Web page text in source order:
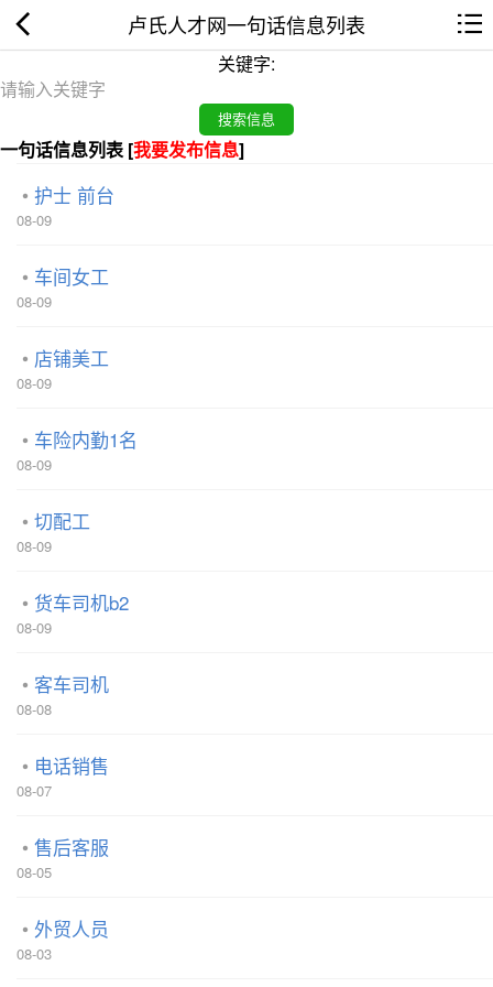
卢氏人才网一句话信息列表
关键字:
一句话信息列表 [我要发布信息]
护士 前台
08-09
车间女工
08-09
店铺美工
08-09
车险内勤1名
08-09
切配工
08-09
货车司机b2
08-09
客车司机
08-08
电话销售
08-07
售后客服
08-05
外贸人员
08-03